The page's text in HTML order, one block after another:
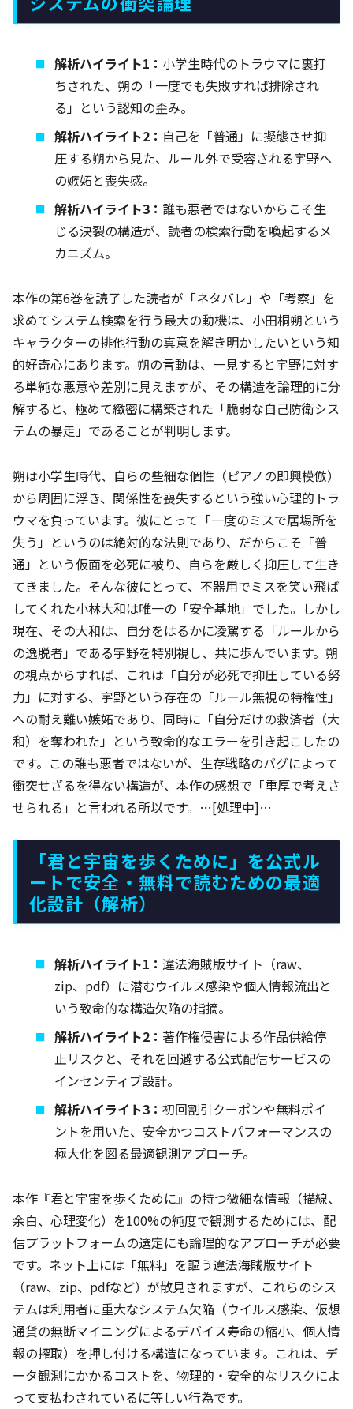
解析ハイライト1： 小学生時代のトラウマに裏打
ちされた、朔の「一度でも失敗すれば排除され
る」という認知の歪み。
解析ハイライト2： 自己を「普通」に擬態させ抑
圧する朔から見た、ルール外で受容される宇野へ
の嫉妬と喪失感。
解析ハイライト3： 誰も悪者ではないからこそ生
じる決裂の構造が、読者の検索行動を喚起するメ
カニズム。
本作の第6巻を読了した読者が「ネタバレ」や「考察」を
求めてシステム検索を行う最大の動機は、小田桐朔という
キャラクターの排他行動の真意を解き明かしたいという知
的好奇心にあります。朔の言動は、一見すると宇野に対す
る単純な悪意や差別に見えますが、その構造を論理的に分
解すると、極めて緻密に構築された「脆弱な自己防衛シス
テムの暴走」であることが判明します。
朔は小学生時代、自らの些細な個性（ピアノの即興模倣）
から周囲に浮き、関係性を喪失するという強い心理的トラ
ウマを負っています。彼にとって「一度のミスで居場所を
失う」というのは絶対的な法則であり、だからこそ「普
通」という仮面を必死に被り、自らを厳しく抑圧して生き
てきました。そんな彼にとって、不器用でミスを笑い飛ば
してくれた小林大和は唯一の「安全基地」でした。しかし
現在、その大和は、自分をはるかに凌駕する「ルールから
の逸脱者」である宇野を特別視し、共に歩んでいます。朔
の視点からすれば、これは「自分が必死で抑圧している努
力」に対する、宇野という存在の「ルール無視の特権性」
への耐え難い嫉妬であり、同時に「自分だけの救済者（大
和）を奪われた」という致命的なエラーを引き起こしたの
です。この誰も悪者ではないが、生存戦略のバグによって
衝突せざるを得ない構造が、本作の感想で「重厚で考えさ
せられる」と言われる所以です。…[処理中]…
「君と宇宙を歩くために」を公式ル
ートで安全・無料で読むための最適
化設計（解析）
解析ハイライト1：違法海賊版サイト（raw、
zip、pdf）に潜むウイルス感染や個人情報流出と
いう致命的な構造欠陥の指摘。
解析ハイライト2： 著作権侵害による作品供給停
止リスクと、それを回避する公式配信サービスの
インセンティブ設計。
解析ハイライト3：初回割引クーポンや無料ポイ
ントを用いた、安全かつコストパフォーマンスの
極大化を図る最適観測アプローチ。
本作『君と宇宙を歩くために』の持つ微細な情報（描線、
余白、心理変化）を100%の純度で観測するためには、配
信プラットフォームの選定にも論理的なアプローチが必要
です。ネット上には「無料」を謳う違法海賊版サイト
（raw、zip、pdfなど）が散見されますが、これらのシス
テムは利用者に重大なシステム欠陥（ウイルス感染、仮想
通貨の無断マイニングによるデバイス寿命の縮小、個人情
報の搾取）を押し付ける構造になっています。これは、デ
ータ観測にかかるコストを、物理的・安全的なリスクによ
って支払わされているに等しい行為です。